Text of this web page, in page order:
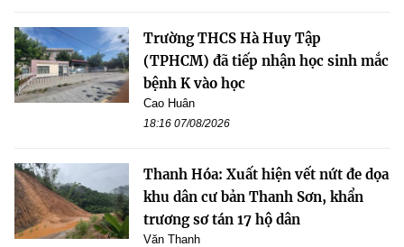
Trường THCS Hà Huy Tập
(TPHCM) đã tiếp nhận học sinh mắc
bệnh K vào học
Cao Huân
18:16 07/08/2026
Thanh Hóa: Xuất hiện vết nứt đe dọa
khu dân cư bản Thanh Sơn, khẩn
trương sơ tán 17 hộ dân
Văn Thanh